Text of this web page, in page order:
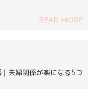
READ MORE
夫婦関係が楽になる5つ